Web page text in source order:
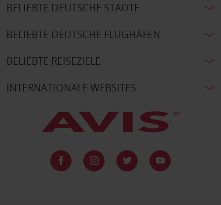
BELIEBTE DEUTSCHE STÄDTE
BELIEBTE DEUTSCHE FLUGHÄFEN
BELIEBTE REISEZIELE
INTERNATIONALE WEBSITES